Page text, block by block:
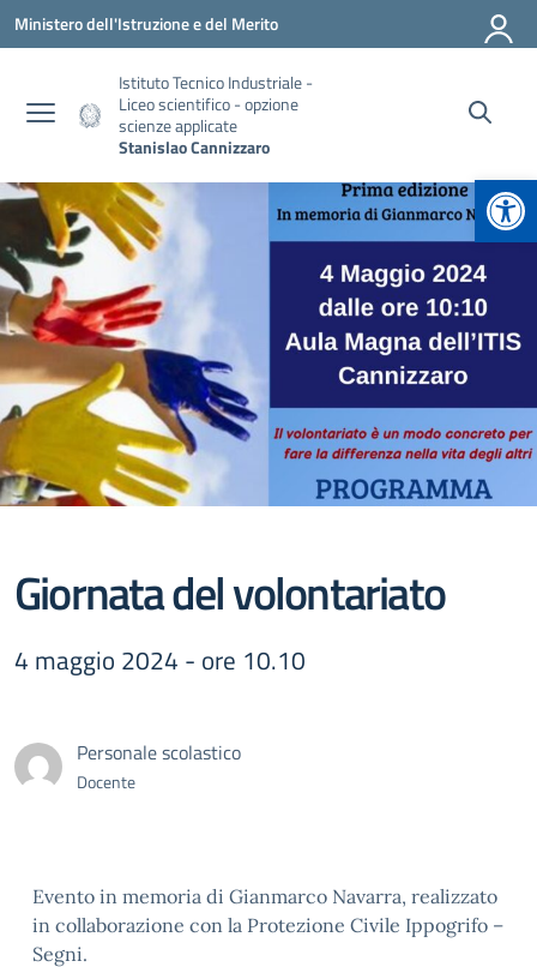
Vai ai contenuti
Vai al menu di navigazione
Vai al footer
Ministero dell'Istruzione e del Merito
Istituto Tecnico Industriale -
Liceo scientifico - opzione
scienze applicate
Stanislao Cannizzaro
Giornata del volontariato
4 maggio 2024 - ore 10.10
Personale scolastico
Docente
Evento in memoria di Gianmarco Navarra, realizzato
in collaborazione con la Protezione Civile Ippogrifo –
Segni.